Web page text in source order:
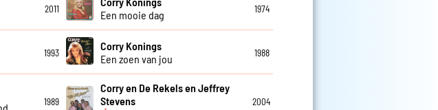
2011
Een mooie dag
1974
1993
Corry Konings
Een zoen van jou
1988
1989
Corry en De Rekels en Jeffrey
Stevens
2004